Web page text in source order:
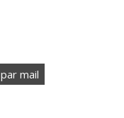
par mail